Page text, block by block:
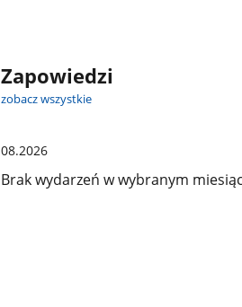
Zapowiedzi
zobacz wszystkie
08.2026
Brak wydarzeń w wybranym